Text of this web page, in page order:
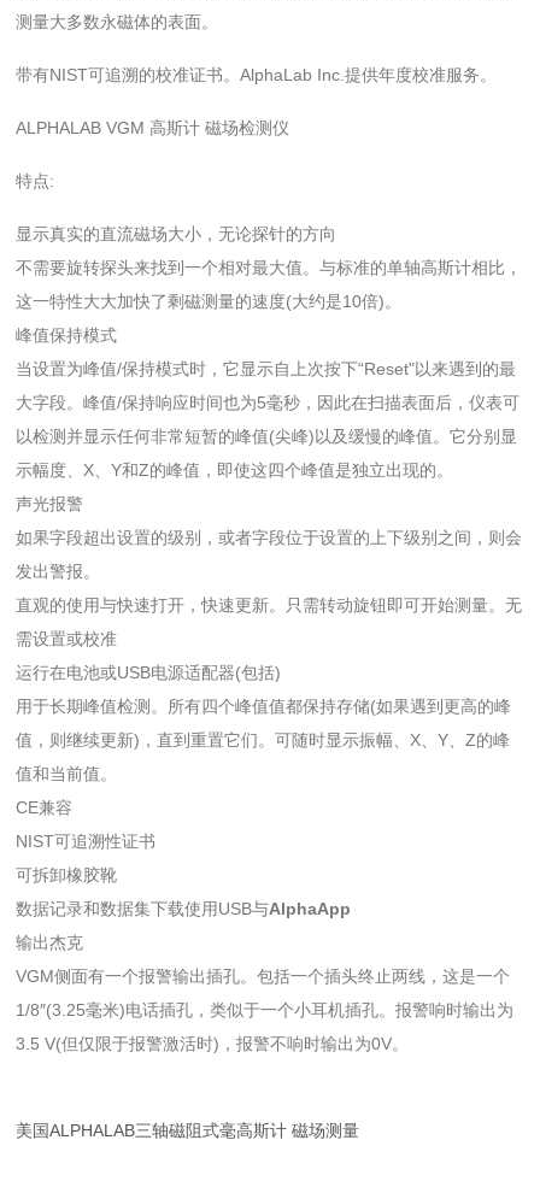
测量大多数永磁体的表面。
带有NIST可追溯的校准证书。AlphaLab Inc.提供年度校准服务。
ALPHALAB VGM 高斯计 磁场检测仪
特点:
显示真实的直流磁场大小，无论探针的方向
不需要旋转探头来找到一个相对最大值。与标准的单轴高斯计相比，
这一特性大大加快了剩磁测量的速度(大约是10倍)。
峰值保持模式
当设置为峰值/保持模式时，它显示自上次按下“Reset"以来遇到的最
大字段。峰值/保持响应时间也为5毫秒，因此在扫描表面后，仪表可
以检测并显示任何非常短暂的峰值(尖峰)以及缓慢的峰值。它分别显
示幅度、X、Y和Z的峰值，即使这四个峰值是独立出现的。
声光报警
如果字段超出设置的级别，或者字段位于设置的上下级别之间，则会
发出警报。
直观的使用与快速打开，快速更新。只需转动旋钮即可开始测量。无
需设置或校准
运行在电池或USB电源适配器(包括)
用于长期峰值检测。所有四个峰值值都保持存储(如果遇到更高的峰
值，则继续更新)，直到重置它们。可随时显示振幅、X、Y、Z的峰
值和当前值。
CE兼容
NIST可追溯性证书
可拆卸橡胶靴
数据记录和数据集下载使用USB与AlphaApp
输出杰克
VGM侧面有一个报警输出插孔。包括一个插头终止两线，这是一个
1/8″(3.25毫米)电话插孔，类似于一个小耳机插孔。报警响时输出为
3.5 V(但仅限于报警激活时)，报警不响时输出为0V。
美国ALPHALAB三轴磁阻式毫高斯计 磁场测量